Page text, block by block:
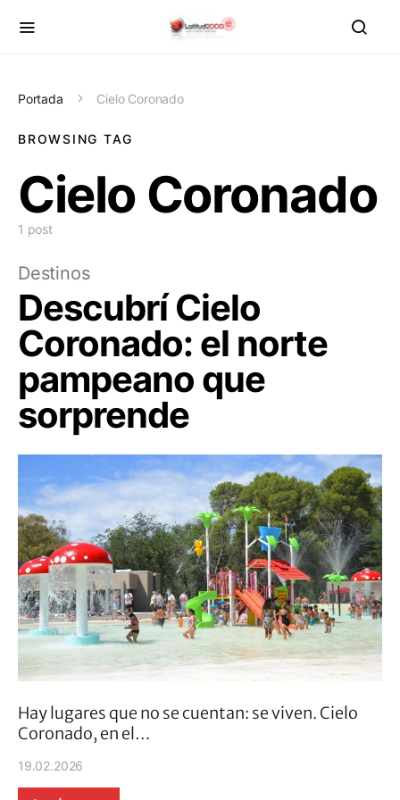
Portada Cielo Coronado
BROWSING TAG
Cielo Coronado
1 post
Destinos
Descubrí Cielo
Coronado: el norte
pampeano que
sorprende
Hay lugares que no se cuentan: se viven. Cielo
Coronado, en el…
19.02.2026